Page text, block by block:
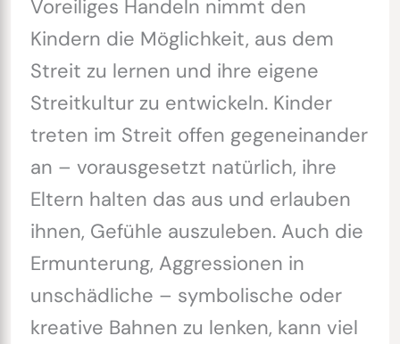
Voreiliges Handeln nimmt den
Kindern die Möglichkeit, aus dem
Streit zu lernen und ihre eigene
Streitkultur zu entwickeln. Kinder
treten im Streit offen gegeneinander
an – vorausgesetzt natürlich, ihre
Eltern halten das aus und erlauben
ihnen, Gefühle auszuleben. Auch die
Ermunterung, Aggressionen in
unschädliche – symbolische oder
kreative Bahnen zu lenken, kann viel